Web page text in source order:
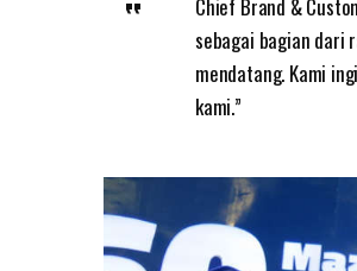
Chief Brand &
sebagai bagian dari
mendatang. Kami
kami.”